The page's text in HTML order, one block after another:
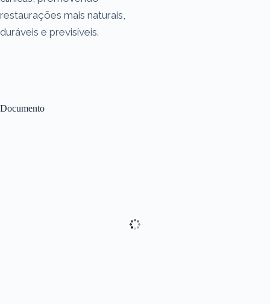
Documento
restaurações mais naturais,
duráveis e previsíveis.